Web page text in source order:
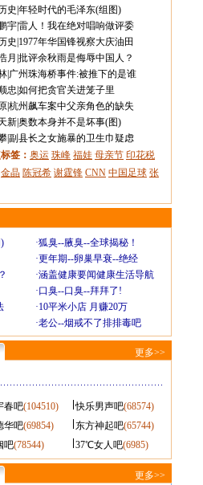
史 年轻时代的毛泽东(组图)
宇|雷人！我在绝对唱响做评委
史 1977年华国锋视察大庆油田
月 批评余秋雨是侮辱中国人？
| 广州珠海桥事件:被推下的是谁
忠 如何把贪官关进笼子里
|杭州飙车案中父亲角色的缺失
新|奥数本身并不是坏事(图)
|副县长之女施暴的卫生巾疑虑
签： 奥运 珠峰 福娃 母亲节 印花税
金晶 陈冠希 谢霆锋 CNN 中国足球 张
·狐臭--腋臭--全球揭秘！
·更年期--卵巢早衰--绝经
·涵盖健康要闻健康生活导航
·口臭--口臭--拜拜了!
·10平米小店 月赚20万
·老公--烟戒不了排排毒吧
更多>>
春吧(104510) 快乐男声吧(68574)
华吧(69854) 东方神起吧(65744)
吧(78544) 37℃女人吧(6985)
更多>>